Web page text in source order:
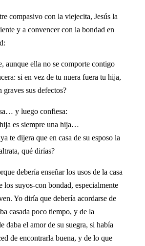
compasivo con la viejecita, Jesús la
y a convencer con la bondad en
aunque ella no se comporte contigo
si en vez de tu nuera fuera tu hija,
graves sus defectos?
y luego confiesa:
es siempre una hija…
te dijera que en casa de su esposo la
qué dirías?
debería enseñar los usos de la casa
los suyos-con bondad, especialmente
Yo diría que debería acordarse de
casada poco tiempo, y de la
daba el amor de su suegra, si había
de encontrarla buena, y de lo que